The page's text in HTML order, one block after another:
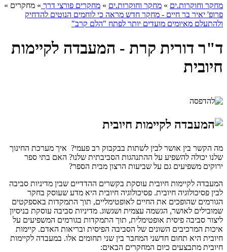
מחקר וחוקרות.ים » מחקר וחוקרות.ים » מחקרים פורצי דרך » מחקרים »
פרופ' יאיר בר חיים - מחקר חדש מראה כי לוחמים הנוטים להדחיק
ולהתעלם מאיומים מועדים יותר לפתח "הלם קרב"
ד"ר דורית קרת - המעבדה לקיימות
חיובית
מה הקשר בין אושר לבין לשתות בבקבוק רב פעמי? איך מערכת החינוך
שלנו יכולה להשפיע על ההתנהגות הסביבתית שלנו? האם בתי ספר
ירוקים משפיעים גם על שביעות הרצון מבית הספר?
המעבדה לקיימות חיובית עוסקת בקשרים ההדדיים שבין מדיניות סביבה
לבין פסיכולוגיה חיובית. פסיכולוגיה חיובית היא מדע שעוסק בחקר
הגורמים שהופכים את החיים לאופטימליים, תוך התמקדות באספקטים
שמובילים לאושר, הגשמה עצמית ושגשוג. מדיניות סביבה עוסקת בניסיון
ליצור סביבה פיסית אופטימלית, תוך התמקדות בגורמים המשפיעים על
איכות המרכיבים השונים של הסביבה הפיסית ובריאות האדם. קיימות
חיובית היא תחום חדשני המחבר בין שני תחומים אלו. במעבדה לקיימות
חיובית מתבצעים כיום המחקרים הבאים: